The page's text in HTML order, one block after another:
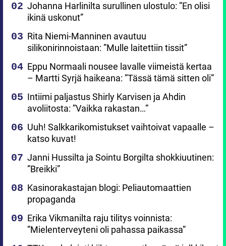
Johanna Harlinilta surullinen ulostulo: ”En olisi
ikinä uskonut”
Rita Niemi-Manninen avautuu
silikonirinnoistaan: ”Mulle laitettiin tissit”
Eppu Normaali nousee lavalle viimeistä kertaa
– Martti Syrjä haikeana: ”Tässä tämä sitten oli”
Intiimi paljastus Shirly Karvisen ja Ahdin
avoliitosta: ”Vaikka rakastan…”
Uuh! Salkkarikomistukset vaihtoivat vapaalle –
katso kuvat!
Janni Hussilta ja Sointu Borgilta shokkiuutinen:
”Breikki”
Kasinorakastajan blogi: Peliautomaattien
propaganda
Erika Vikmanilta raju tilitys voinnista:
”Mielenterveyteni oli pahassa paikassa”